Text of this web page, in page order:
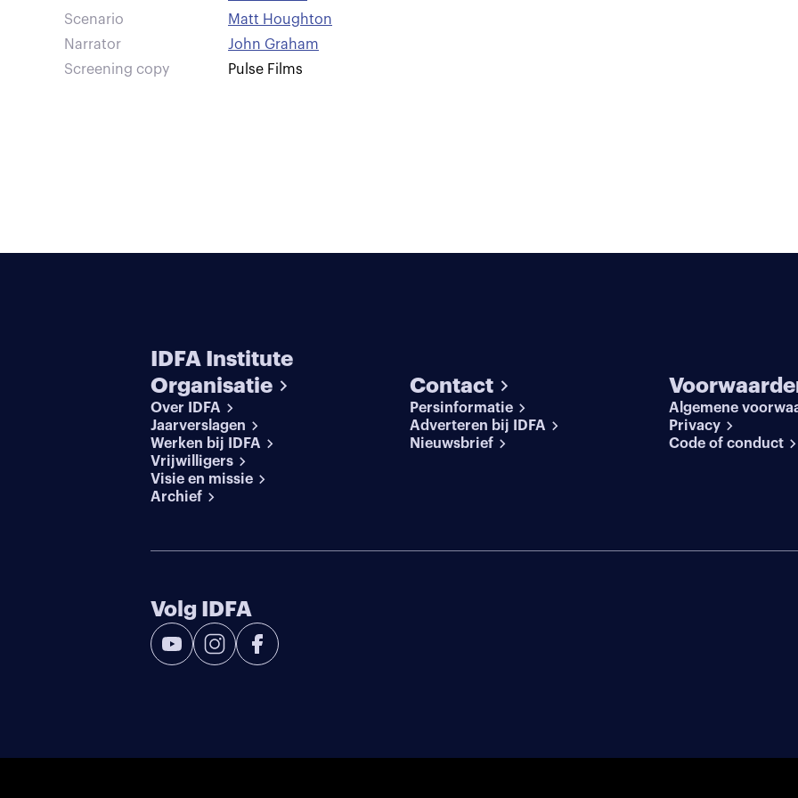
Scenario
Matt Houghton
Narrator
John Graham
Screening copy
Pulse Films
IDFA Institute
Organisatie
Over IDFA
Jaarverslagen
Werken bij IDFA
Vrijwilligers
Visie en missie
Archief
Contact
Persinformatie
Adverteren bij IDFA
Nieuwsbrief
Algemene
Privacy
Code of conduct
Volg IDFA